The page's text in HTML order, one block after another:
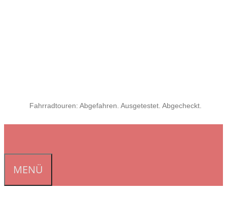
Fahrradtouren: Abgefahren. Ausgetestet. Abgecheckt.
MENÜ